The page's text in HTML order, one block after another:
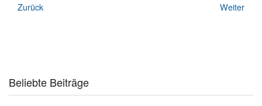
Zurück Weiter
Beliebte Beiträge